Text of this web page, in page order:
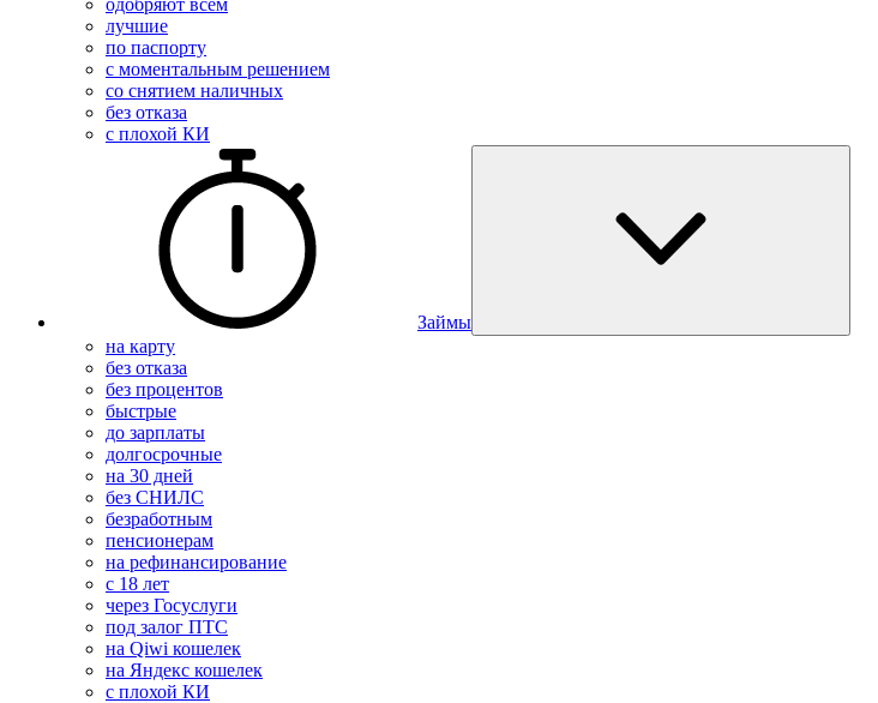
одобряют всем
лучшие
по паспорту
с моментальным решением
со снятием наличных
без отказа
с плохой КИ
Займы
на карту
без отказа
без процентов
быстрые
до зарплаты
долгосрочные
на 30 дней
без СНИЛС
безработным
пенсионерам
на рефинансирование
с 18 лет
через Госуслуги
под залог ПТС
на Qiwi кошелек
на Яндекс кошелек
с плохой КИ